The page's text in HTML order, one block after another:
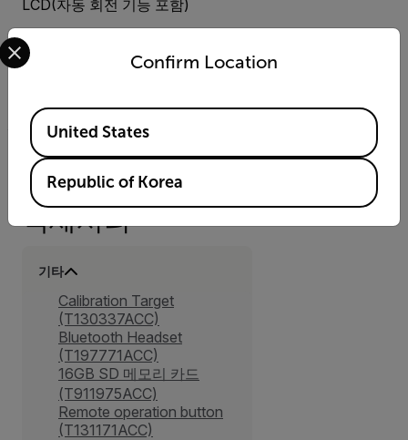
LCD(자동 회전 기능 포함)
저장 매체
액세서리
기타
Calibration Target
(T130337ACC)
Bluetooth Headset
(T197771ACC)
16GB SD 메모리 카드
(T911975ACC)
Remote operation button
(T131171ACC)
Confirm Location
Select your preferred country and language from the
Available Locations
United States
Republic of Korea